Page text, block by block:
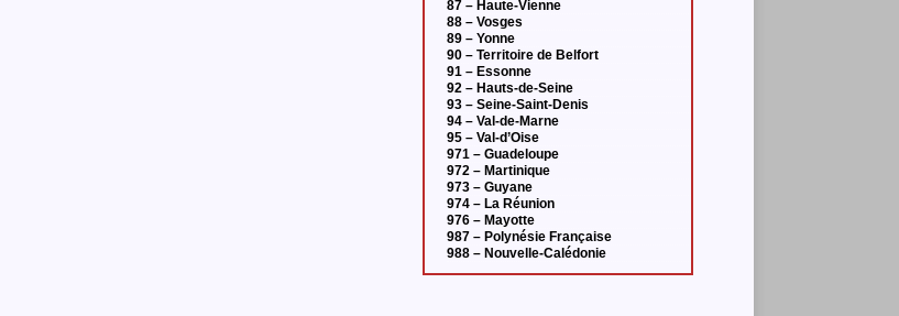
87 – Haute-Vienne
88 – Vosges
89 – Yonne
90 – Territoire de Belfort
91 – Essonne
92 – Hauts-de-Seine
93 – Seine-Saint-Denis
94 – Val-de-Marne
95 – Val-d’Oise
971 – Guadeloupe
972 – Martinique
973 – Guyane
974 – La Réunion
976 – Mayotte
987 – Polynésie Française
988 – Nouvelle-Calédonie